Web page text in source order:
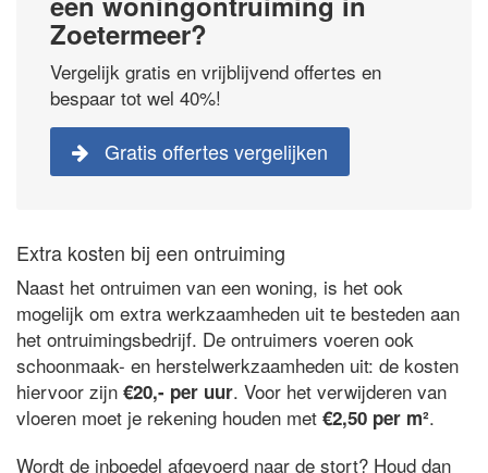
Zoetermeer?
Vergelijk gratis en vrijblijvend offertes en
bespaar tot wel 40%!
Gratis offertes vergelijken
Extra kosten bij een ontruiming
Naast het ontruimen van een woning, is het ook
mogelijk om extra werkzaamheden uit te besteden aan
het ontruimingsbedrijf. De ontruimers voeren ook
schoonmaak- en herstelwerkzaamheden uit: de kosten
hiervoor zijn €20,- per uur. Voor het verwijderen van
vloeren moet je rekening houden met €2,50 per m².
Wordt de inboedel afgevoerd naar de stort? Houd dan